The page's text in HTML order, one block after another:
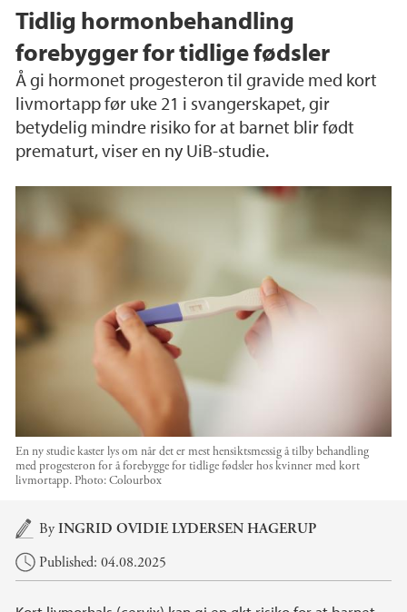
Tidlig hormonbehandling
forebygger for tidlige fødsler
Å gi hormonet progesteron til gravide med kort
livmortapp før uke 21 i svangerskapet, gir
betydelig mindre risiko for at barnet blir født
prematurt, viser en ny UiB-studie.
En ny studie kaster lys om når det er mest hensiktsmessig å tilby behandling
med progesteron for å forebygge for tidlige fødsler hos kvinner med kort
livmortapp. Photo:Colourbox
Main content
ByINGRID OVIDIE LYDERSEN HAGERUP
Published: 04.08.2025